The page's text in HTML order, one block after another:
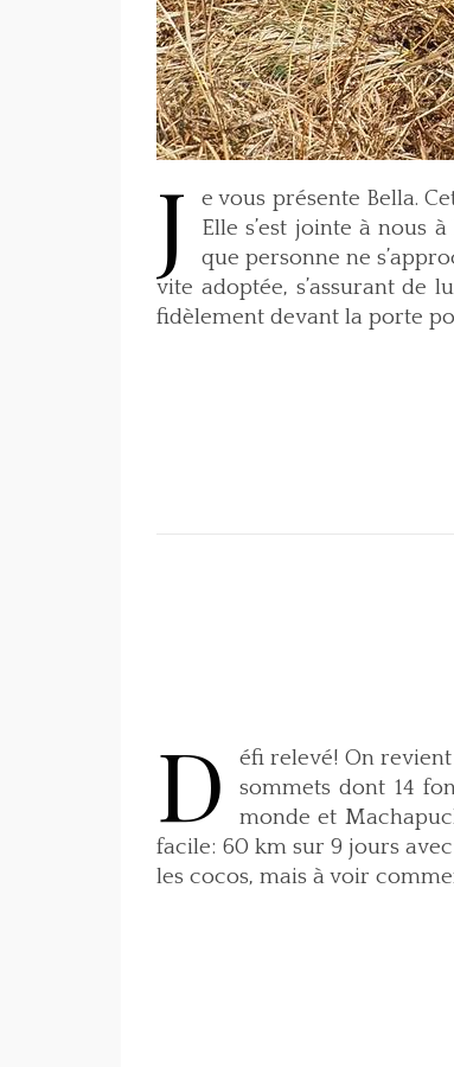
J
e vous présente Bella.
Elle s’est jointe à nous
que personne ne
vite adoptée, s’assurant de
fidèlement devant la porte
D
éfi relevé! On
sommets dont 14
monde et
facile: 60 km sur 9 jours
les cocos, mais à voir